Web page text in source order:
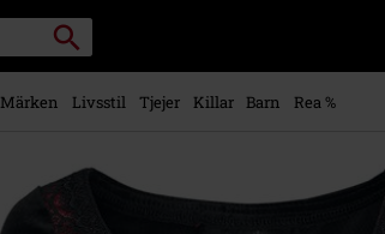
Sök
Märken Livsstil Tjejer Killar Barn
Rea %